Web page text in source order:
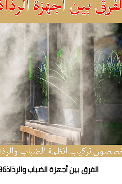
الفرق بين أجهزة الضباب والرذاذ0580309536